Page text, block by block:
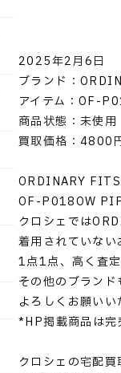
2025年2月6日
ブランド：
アイテム：OF-
商品状態：未使用
買取価格：4800
ORDINARY
OF-P018OW
クロシェでは
着用されていない
1点1点、高く査定
その他のブランド
よろしくお願いい
*HP掲載商品は完
クロシェの宅配買